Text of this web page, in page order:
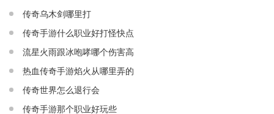
传奇乌木剑哪里打
传奇手游什么职业好打怪快点
流星火雨跟冰咆哮哪个伤害高
热血传奇手游焰火从哪里弄的
传奇世界怎么退行会
传奇手游那个职业好玩些